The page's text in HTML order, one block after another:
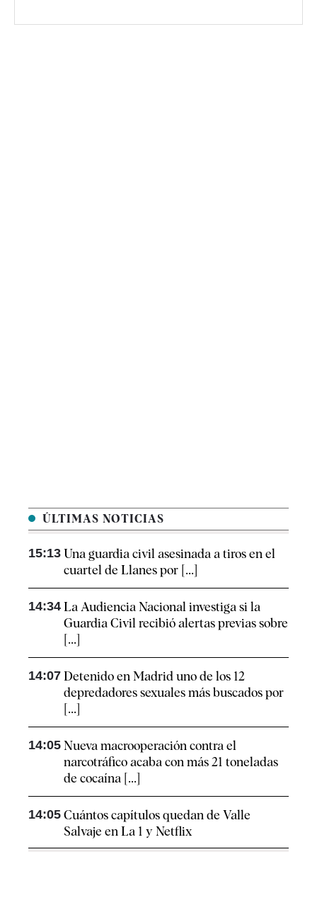
ÚLTIMAS NOTICIAS
15:13 Una guardia civil asesinada a tiros en el
cuartel de Llanes por [...]
14:34 La Audiencia Nacional investiga si la
Guardia Civil recibió alertas previas sobre
[...]
14:07 Detenido en Madrid uno de los 12
depredadores sexuales más buscados por
[...]
14:05 Nueva macrooperación contra el
narcotráfico acaba con más 21 toneladas
de cocaína [...]
14:05 Cuántos capítulos quedan de Valle
Salvaje en La 1 y Netflix